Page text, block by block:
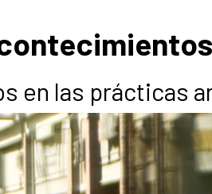
en las prácticas